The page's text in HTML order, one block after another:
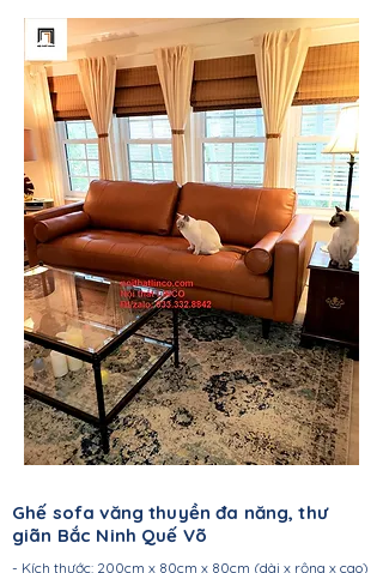
Ghế sofa văng thuyền đa năng, thư
giãn Bắc Ninh Quế Võ
- Kích thước: 200cm x 80cm x 80cm (dài x rộng x cao)